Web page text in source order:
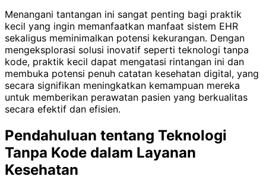
Menangani tantangan ini sangat penting bagi praktik
kecil yang ingin memanfaatkan manfaat sistem EHR
sekaligus meminimalkan potensi kekurangan. Dengan
mengeksplorasi solusi inovatif seperti teknologi tanpa
kode, praktik kecil dapat mengatasi rintangan ini dan
membuka potensi penuh catatan kesehatan digital, yang
secara signifikan meningkatkan kemampuan mereka
untuk memberikan perawatan pasien yang berkualitas
secara efektif dan efisien.
Pendahuluan tentang Teknologi
Tanpa Kode dalam Layanan
Kesehatan